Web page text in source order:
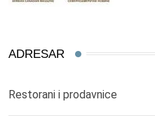
ADRESAR
Restorani i prodavnice